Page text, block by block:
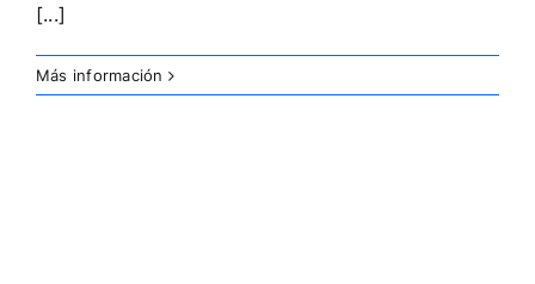
[...]
Más información